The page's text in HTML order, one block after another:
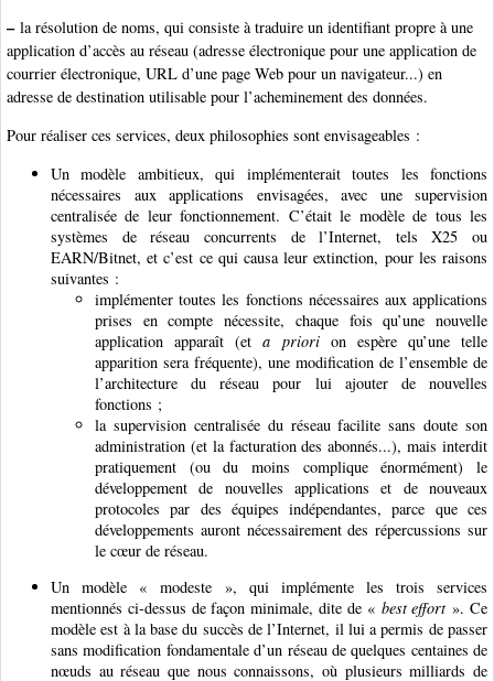
–la résolution de noms, qui consiste à traduire un identifiant propre à une
application d’accès au réseau (adresse électronique pour une application de
courrier électronique, URL d’une page Web pour un navigateur...) en
adresse de destination utilisable pour l’acheminement des données.
Pour réaliser ces services, deux philosophies sont envisageables :
Un modèle ambitieux, qui implémenterait toutes les fonctions
nécessaires aux applications envisagées, avec une supervision
centralisée de leur fonctionnement. C’était le modèle de tous les
systèmes de réseau concurrents de l’Internet, tels X25 ou
EARN/Bitnet, et c’est ce qui causa leur extinction, pour les raisons
suivantes :
implémenter toutes les fonctions nécessaires aux applications
prises en compte nécessite, chaque fois qu’une nouvelle
application apparaît (eta priorion espère qu’une telle
apparition sera fréquente), une modification de l’ensemble de
l’architecture du réseau pour lui ajouter de nouvelles
fonctions ;
la supervision centralisée du réseau facilite sans doute son
administration (et la facturation des abonnés...), mais interdit
pratiquement (ou du moins complique énormément) le
développement de nouvelles applications et de nouveaux
protocoles par des équipes indépendantes, parce que ces
développements auront nécessairement des répercussions sur
le cœur de réseau.
Un modèle « modeste », qui implémente les trois services
mentionnés ci-dessus de façon minimale, dite de « best effort». Ce
modèle est à la base du succès de l’Internet, il lui a permis de passer
sans modification fondamentale d’un réseau de quelques centaines de
nœuds au réseau que nous connaissons, où plusieurs milliards de